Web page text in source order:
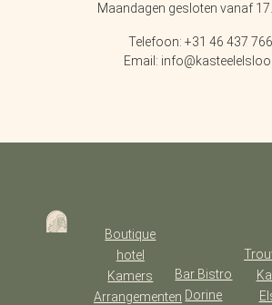
Maandagen gesloten vanaf
Telefoon: +31 46 437
Email:
Boutique
hotel
Kamers
Arrangementen
Bar Bistro
Dorine